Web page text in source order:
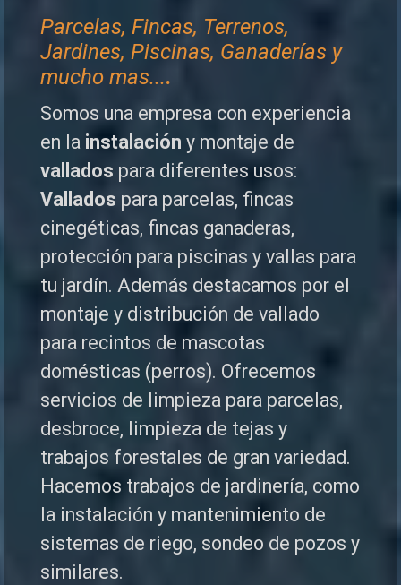
Parcelas, Fincas, Terrenos,
Jardines, Piscinas, Ganaderías y
mucho mas....
Somos una empresa con experiencia
en la instalación y montaje de
vallados para diferentes usos:
Vallados para parcelas, fincas
cinegéticas, fincas ganaderas,
protección para piscinas y vallas para
tu jardín. Además destacamos por el
montaje y distribución de vallado
para recintos de mascotas
domésticas (perros). Ofrecemos
servicios de limpieza para parcelas,
desbroce, limpieza de tejas y
trabajos forestales de gran variedad.
Hacemos trabajos de jardinería, como
la instalación y mantenimiento de
sistemas de riego, sondeo de pozos y
similares.